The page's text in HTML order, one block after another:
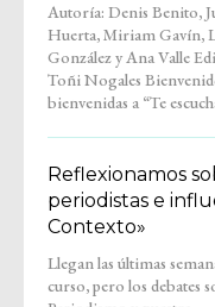
Autoría: Denis Benito,
Huerta, Miriam Gavín,
González y Ana Valle Edición:
Toñi Nogales Bienvenidos y
bienvenidas a “Te
Voces de quienes
Zaragoza para
espacio tranquilo, hecho para
escuchar sin prisas y
Reflexionamos
periodistas e
Contexto»
Llegan las últimas
curso, pero los debates
nuestro propio
#Entremedios. Laura